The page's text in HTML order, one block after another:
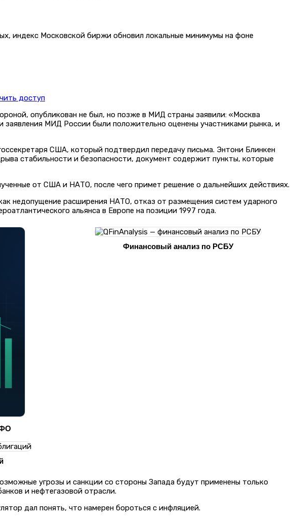
индекс Московской биржи обновил локальные минимумы на фоне
доступ
опубликован не был, но позже в МИД страны заявили: «Москва
МИД России были положительно оценены участниками рынка, и
США, который подтвердил передачу письма. Энтони Блинкен
стабильности и безопасности, документ содержит пункты, которые
от США и НАТО, после чего примет решение о дальнейших действиях.
недопущение расширения НАТО, отказ от размещения систем ударного
альянса в Европе на позиции 1997 года.
Финансовый анализ по РСБУ
угрозы и санкции со стороны Запада будут применены только
и нефтегазовой отрасли.
дал понять, что намерен бороться с инфляцией.